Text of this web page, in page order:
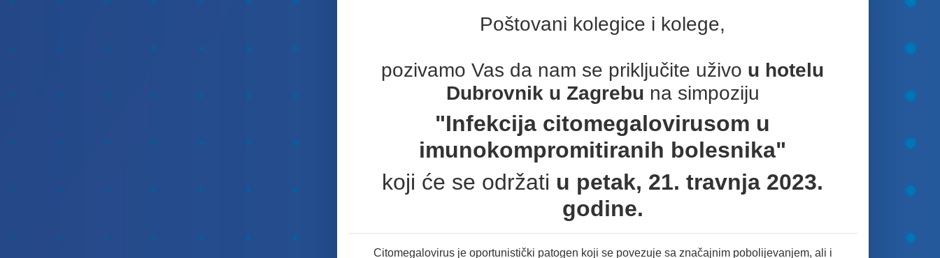
Poštovani kolegice i kolege,
pozivamo Vas da nam se priključite uživo u hotelu
Dubrovnik u Zagrebu na simpoziju
"Infekcija citomegalovirusom u
imunokompromitiranih bolesnika"
koji će se održati u petak, 21. travnja 2023.
godine.
Citomegalovirus je oportunistički patogen koji se povezuje sa značajnim pobolijevanjem, ali i